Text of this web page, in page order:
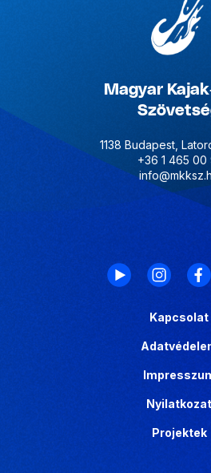
Magyar
1138 Budapest,
+36 1 465 00
Kapcsolat
Nyilatkozat
Projektek